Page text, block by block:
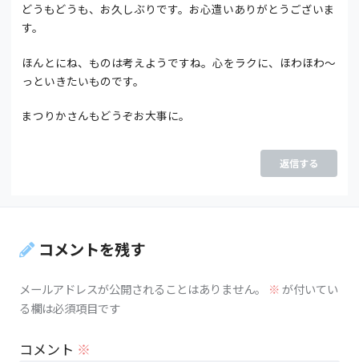
どうもどうも、お久しぶりです。お心遣いありがとうございま
す。
ほんとにね、ものは考えようですね。心をラクに、ほわほわ～
っといきたいものです。
まつりかさんもどうぞお大事に。
返信する
コメントを残す
メールアドレスが公開されることはありません。 ※が付いてい
る欄は必須項目です
コメント ※